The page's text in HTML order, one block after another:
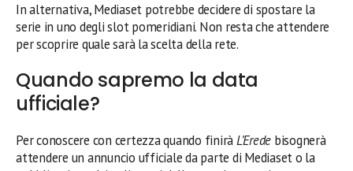
In alternativa, Mediaset potrebbe decidere di spostare la
serie in uno degli slot pomeridiani. Non resta che attendere
per scoprire quale sarà la scelta della rete.
Quando sapremo la data
ufficiale?
Per conoscere con certezza quando finiràL’Erede bisognerà
attendere un annuncio ufficiale da parte di Mediaset o la